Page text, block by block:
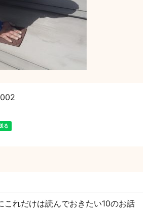
これだけは読んでおきたい10のお話